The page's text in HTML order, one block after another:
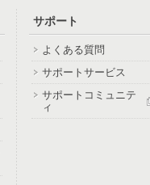
サポート
よくある質問
サポートサービス
サポートコミュニテ
ィ